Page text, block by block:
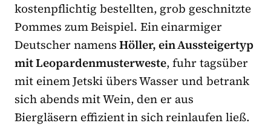
kostenpflichtig bestellten, grob geschnitzte
Pommes zum Beispiel. Ein einarmiger
Deutscher namensHöller, ein Aussteigertyp
mit Leopardenmusterweste, fuhr tagsüber
mit einem Jetski übers Wasser und betrank
sich abends mit Wein, den er aus
Biergläsern effizient in sich reinlaufen ließ.